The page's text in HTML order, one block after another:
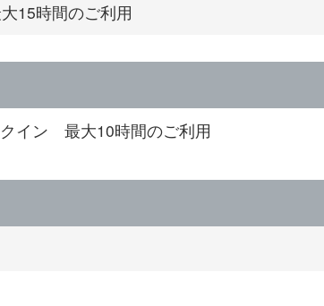
15時間のご利用
イン 最大10時間のご利用